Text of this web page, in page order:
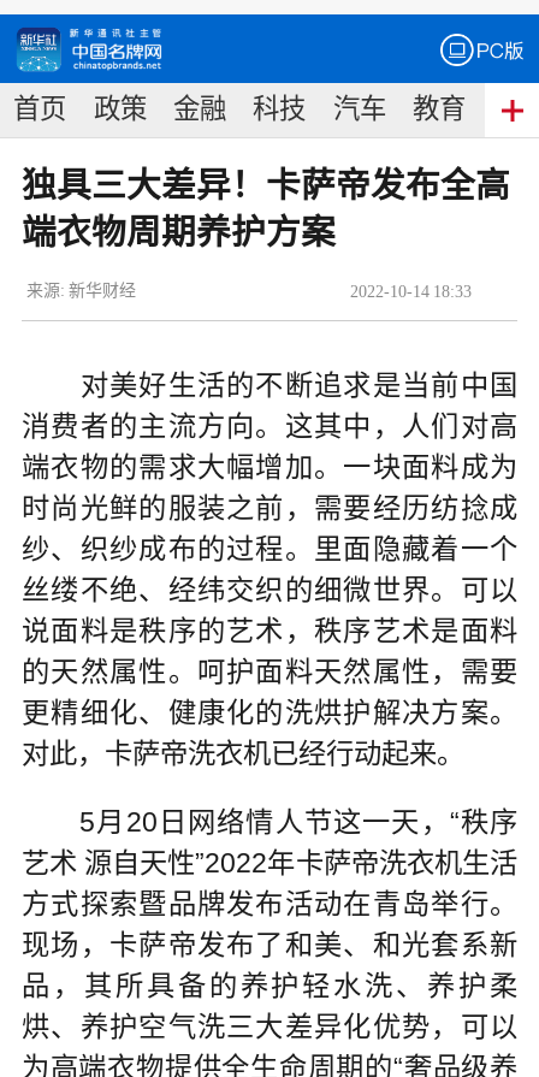
首页 政策 金融 科技 汽车 教育 食
独具三大差异！卡萨帝发布全高
端衣物周期养护方案
2022-10-14 18:33
来源: 新华财经
对美好生活的不断追求是当前中国
消费者的主流方向。这其中，人们对高
端衣物的需求大幅增加。一块面料成为
时尚光鲜的服装之前，需要经历纺捻成
纱、织纱成布的过程。里面隐藏着一个
丝缕不绝、经纬交织的细微世界。可以
说面料是秩序的艺术，秩序艺术是面料
的天然属性。呵护面料天然属性，需要
更精细化、健康化的洗烘护解决方案。
对此，卡萨帝洗衣机已经行动起来。
5月20日网络情人节这一天，“秩序
艺术 源自天性”2022年卡萨帝洗衣机生活
方式探索暨品牌发布活动在青岛举行。
现场，卡萨帝发布了和美、和光套系新
品，其所具备的养护轻水洗、养护柔
烘、养护空气洗三大差异化优势，可以
为高端衣物提供全生命周期的“奢品级养